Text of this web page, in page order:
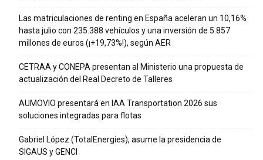
Las matriculaciones de renting en España aceleran un 10,16%
hasta julio con 235.388 vehículos y una inversión de 5.857
millones de euros (¡+19,73%!), según AER
CETRAA y CONEPA presentan al Ministerio una propuesta de
actualización del Real Decreto de Talleres
AUMOVIO presentará en IAA Transportation 2026 sus
soluciones integradas para flotas
Gabriel López (TotalEnergies), asume la presidencia de
SIGAUS y GENCI